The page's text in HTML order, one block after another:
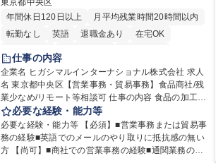
東京都中央区
年間休日120日以上
月平均残業時間20時間以内
転勤なし
英語 退職金あり
在宅OK
交通費支給
仕事の内容
企業名 ヒガシマルインターナショナル株式会社 求人
名 東京都中央区【営業事務・貿易事務】食品商社/残
業少なめ/リモート等相談可 仕事の内容 食品の加工・
販売を行っている当社にて、営業事務・貿易事務を
お任せいたします。営業社員のサポートポジション
として、受発注から海外工場との調整まで幅広く対
応し、当社事業の根幹を支えていただきます。 ■受発
必要な経験・能力等
必要な経験・能力等 【必須】■営業事務または貿易事
務の経験■英語でのメールのやり取りに抵抗感の無い
方 【尚可】■商社での営業事務の経験■通関業務の経